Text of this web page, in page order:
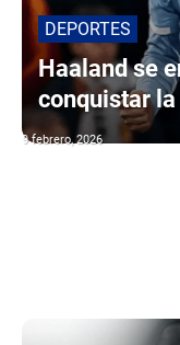
DEPORTES
Haaland se
conquistar
9 febrero, 2026